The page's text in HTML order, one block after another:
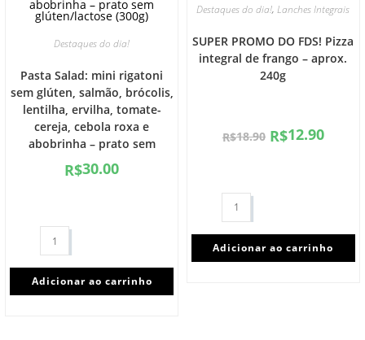
Destaques do dia!
Pasta Salad: mini rigatoni
sem glúten, salmão, brócolis,
lentilha, ervilha, tomate-
cereja, cebola roxa e
abobrinha – prato sem
glúten/lactose (300g)
R$30.00
Adicionar ao carrinho
Destaques do dia!, Lanches Integrais
SUPER PROMO DO FDS! Pizza
integral de frango – aprox.
240g
R$18.90 R$12.90
Adicionar ao carrinho